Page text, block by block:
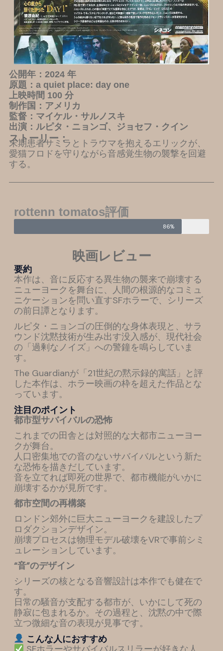
公開年：2024 年
原題：a quiet place: day one
上映時間 100 分
制作国：アメリカ
監督：マイケル・サルノスキ
出演：ルピタ・ニョンゴ、ジョセフ・クイン
ストーリー：
末期患者サミラとトラウマを抱えるエリックが、
愛猫フロドを守りながら音感覚生物の襲撃を回避
する。
rottenn tomatos評価
86%
映画レビュー
要約
本作は、音に反応する異生物の襲来で崩壊する
ニューヨークを舞台に、人間の根源的なコミュ
ニケーションを問い直すSFホラーで、シリーズ
の前日譚となります。
ルピタ・ニョンゴの圧倒的な身体表現と、サラ
ウンド沈黙技術が生み出す没入感が、現代社会
の「過剰なノイズ」への警鐘を鳴らしていま
す。
The Guardianが「21世紀の黙示録的寓話」と評
した本作は、ホラー映画の枠を超えた作品とな
っています。
注目のポイント
都市型サバイバルの恐怖
これまでの田舎とは対照的な大都市ニューヨー
クが舞台。
人口密集地での音のないサバイバルという新た
な恐怖を描きだしています。
音を立てれば即死の世界で、都市機能がいかに
崩壊するかが見所です。
都市空間の再構築
ロンドン郊外に巨大ニューヨークを建設したプ
ロダクションデザイン。
崩壊プロセスは物理モデル破壊をVRで事前シミ
ュレーションしています。
“音”のデザイン
シリーズの核となる音響設計は本作でも健在で
す。
日常の騒音が支配する都市が、いかにして死の
静寂に包まれるか。その過程と、沈黙の中で際
立つ微細な音の表現が見事です。
こんな人におすすめ